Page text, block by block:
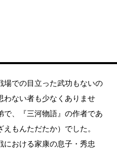
場での目立った武功もないの
わない者も少なくありませ
で、『三河物語』の作者であ
もんただたか）でした。
における家康の息子・秀忠